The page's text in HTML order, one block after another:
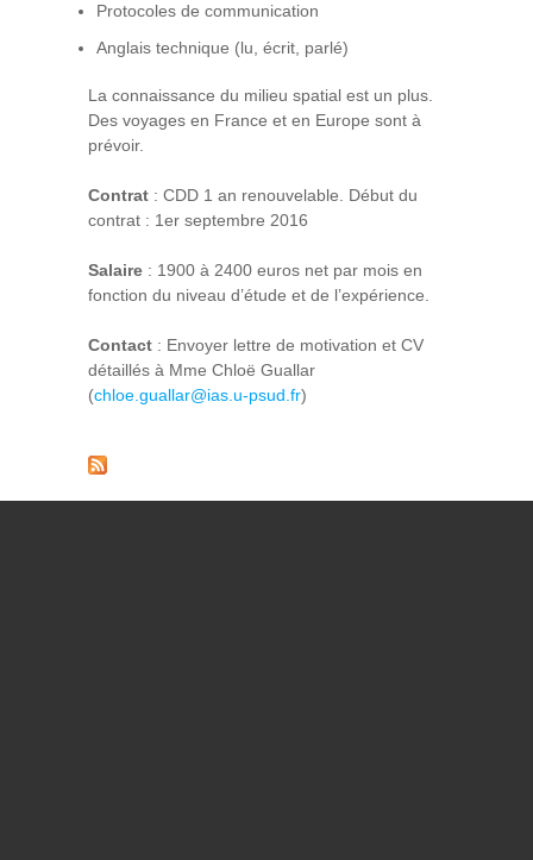
Protocoles de communication
Anglais technique (lu, écrit, parlé)
La connaissance du milieu spatial est un plus.
Des voyages en France et en Europe sont à
prévoir.
Contrat : CDD 1 an renouvelable. Début du
contrat : 1er septembre 2016
Salaire : 1900 à 2400 euros net par mois en
fonction du niveau d’étude et de l’expérience.
Contact : Envoyer lettre de motivation et CV
détaillés à Mme Chloë Guallar
(chloe.guallar@ias.u-psud.fr)